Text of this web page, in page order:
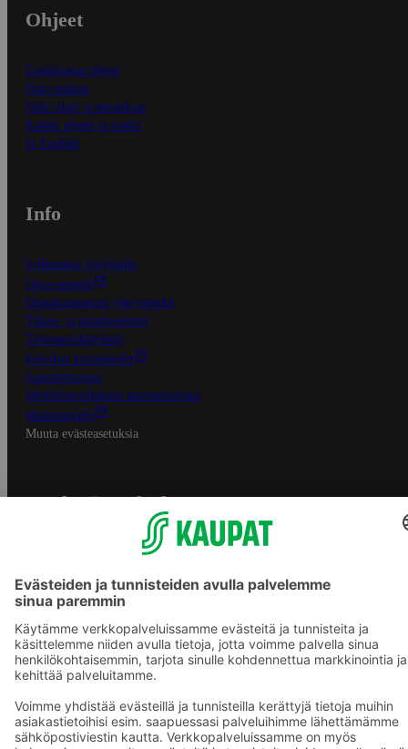
Ohjeet
Ensitilaajan ohjeet
Näin maksat
Näin tilaat ja muokkaat
Kaikki ohjeet ja vinkit
In English
Info
S-Business yrityksille
Oiva-raportit
Osuuskauppojen yhteystiedot
Tilaus- ja toimitusehdot
Tietosuojakäytäntö
Palvelun käyttöehdot
Saavutettavuus
Mobiilisovelluksen saavutettavuus
Mainostajalle
Muuta evästeasetuksia
S-ryhmän palvelut
Asiakasomistajuus
Yhteishyvä Ruoka -sovellus
Prisma.fi
Sokos.fi
S-Pankki
Sokos Hotels
Raflaamo